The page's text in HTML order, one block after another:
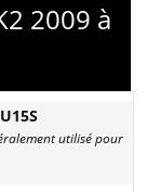
2009 à
utilisé pour